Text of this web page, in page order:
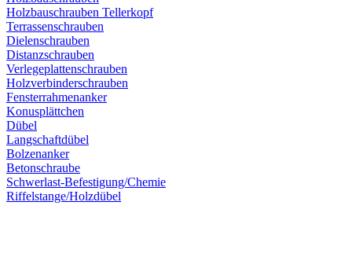
Holzbauschrauben Tellerkopf
Terrassenschrauben
Dielenschrauben
Distanzschrauben
Verlegeplattenschrauben
Holzverbinderschrauben
Fensterrahmenanker
Konusplättchen
Dübel
Langschaftdübel
Bolzenanker
Betonschraube
Schwerlast-Befestigung/Chemie
Riffelstange/Holzdübel